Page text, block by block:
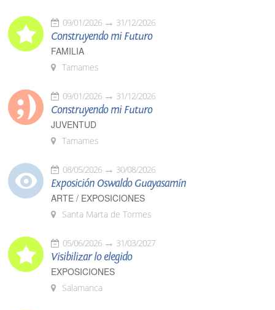
09/01/2026 31/12/2026
Construyendo mi Futuro
FAMILIA
Tamames
09/01/2026 31/12/2026
Construyendo mi Futuro
JUVENTUD
Tamames
08/05/2026 30/08/2026
Exposición Oswaldo Guayasamín
ARTE / EXPOSICIONES
Santa Marta de Tormes
05/06/2026 31/03/2027
Visibilizar lo elegido
EXPOSICIONES
Salamanca